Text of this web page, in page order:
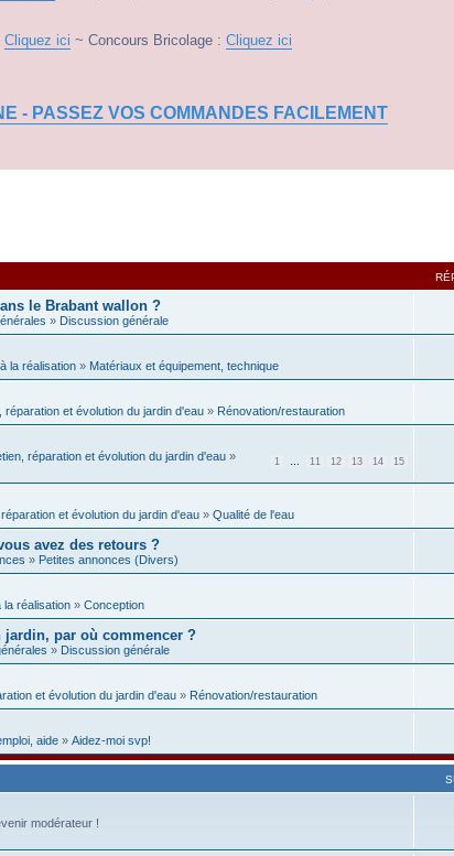
Cliquez ici ~ Concours Bricolage : Cliquez ici
- PASSEZ VOS COMMANDES FACILEMENT
le Brabant wallon ?
» Discussion générale
la réalisation » Matériaux et équipement, technique
réparation et évolution du jardin d'eau » Rénovation/restauration
1 11 12 13 14 15
réparation et évolution du jardin d'eau »
et évolution du jardin d'eau » Qualité de l'eau
avez des retours ?
» Petites annonces (Divers)
la réalisation » Conception
par où commencer ?
» Discussion générale
et évolution du jardin d'eau » Rénovation/restauration
aide » Aidez-moi svp!
modérateur !